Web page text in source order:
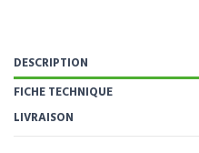
DESCRIPTION
FICHE TECHNIQUE
LIVRAISON